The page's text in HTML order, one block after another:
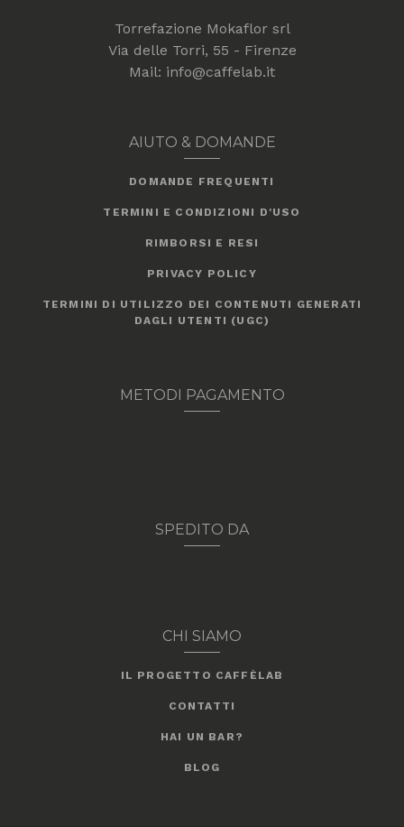
Torrefazione Mokaflor srl
Via delle Torri, 55 - Firenze
Mail: info@caffelab.it
AIUTO & DOMANDE
DOMANDE FREQUENTI
TERMINI E CONDIZIONI D'USO
RIMBORSI E RESI
PRIVACY POLICY
TERMINI DI UTILIZZO DEI CONTENUTI GENERATI
DAGLI UTENTI (UGC)
METODI PAGAMENTO
SPEDITO DA
CHI SIAMO
IL PROGETTO CAFFÈLAB
CONTATTI
HAI UN BAR?
BLOG